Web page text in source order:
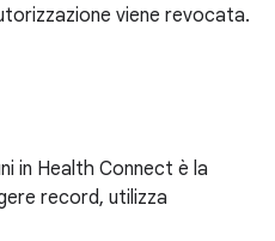
viene revocata.
in Health Connect è la
record, utilizza